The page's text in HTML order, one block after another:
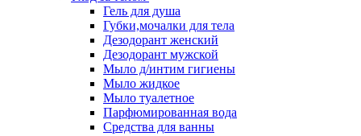
Гель для душа
Губки,мочалки для тела
Дезодорант женский
Дезодорант мужской
Мыло д/интим гигиены
Мыло жидкое
Мыло туалетное
Парфюмированная вода
Средства для ванны